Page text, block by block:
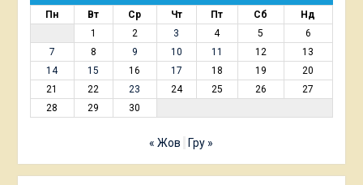
Пн Вт Ср Чт Пт Сб
Нд
1
2 3 4 5
6
7
8 9 10 11 12
13
14
15 16 17 18 19
20
21
22 23 24 25 26
27
28
29 30
« Жов Гру »